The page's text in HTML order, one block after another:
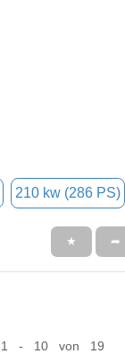
210 kw (286 PS)
★ ➦
1 - 10 von 19